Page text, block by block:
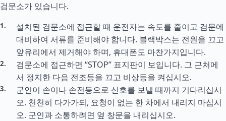
검문소가 있습니다.
설치된 검문소에 접근할 때 운전자는 속도를 줄이고 검문에
대비하여 서류를 준비해야 합니다. 블랙박스는 전원을 끄고
앞유리에서 제거해야 하며, 휴대폰도 마찬가지입니다.
검문소에 접근하면 “STOP” 표지판이 보입니다. 그 근처에
서 정지한 다음 전조등을 끄고 비상등을 켜십시오.
군인이 손이나 손전등으로 신호를 보낼 때까지 기다리십시
오. 천천히 다가가되, 요청이 없는 한 차에서 내리지 마십시
오. 군인과 소통하려면 옆 창문을 내리십시오.